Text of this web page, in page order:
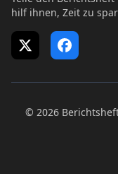
hilf ihnen, Zeit zu
X (Twitter)Facebook
© 2026